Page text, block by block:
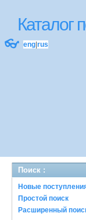
Каталог
👓 eng rus
Поиск :
Новые
Простой поиск
Расширенный